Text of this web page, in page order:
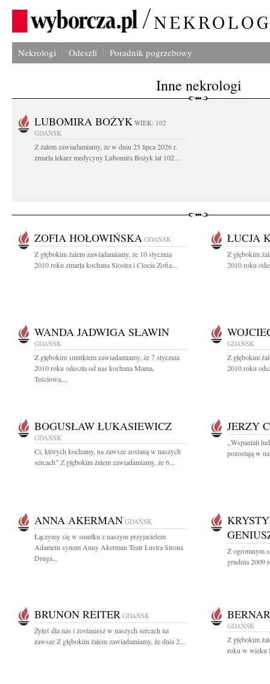
Nekrologi Odeszli Poradnik pogrzebowy
Inne nekrologi
LUBOMIRA BOŻYK WIEK: 102
GDAŃSK
Z żalem zawiadamiamy, że w dniu 25 lipca 2026 r.
zmarła lekarz medycyny Lubomira Bożyk lat 102...
ZOFIA HOŁOWIŃSKA GDAŃSK
Z głębokim żalem zawiadamiamy, że 10 stycznia
2010 roku zmarła kochana Siostra i Ciocia Zofia...
ŁUCJA
Z głębokim
2010 roku
WANDA JADWIGA SŁAWIN
GDAŃSK
Z głębokim smutkiem zawiadamiamy, że 7 stycznia
2010 roku odeszła od nas kochana Mama,
Teściowa,...
GDAŃSK
Z głębokim
2010 roku
BOGUSŁAW ŁUKASIEWICZ
GDAŃSK
Ci, których kochamy, na zawsze zostaną w naszych
sercach" Z głębokim żalem zawiadamiamy, że 6...
JERZY
,,Wspaniali
pozostają w
ANNA AKERMAN GDAŃSK
Łączymy się w smutku z naszym przyjacielem
Adamem synem Anny Akerman Teatr Lustra Strona
Druga...
Z ogromnym
grudnia 2009
BRUNON REITER GDAŃSK
Żyłeś dla nas i zostaniesz w naszych sercach na
zawsze Z głębokim żalem zawiadamiamy, że dnia 2...
GDAŃSK
Z głębokim
roku w wieku